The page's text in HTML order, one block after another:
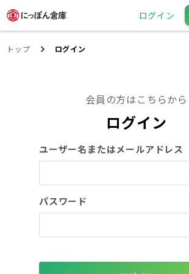
ログイン
トップ ログイン
会員の方はこちらから
ログイン
ユーザー名またはメールアドレス
パスワード